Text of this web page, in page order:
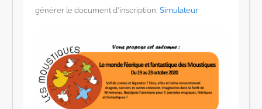
générer le document d’inscription:Simulateur